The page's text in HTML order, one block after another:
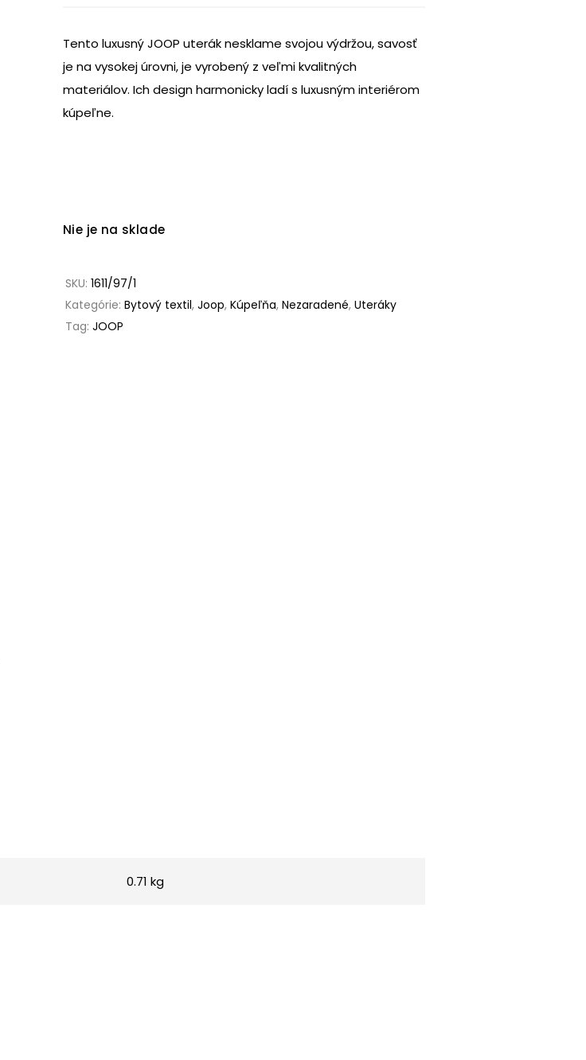
Tento luxusný JOOP uterák nesklame svojou výdržou, savosť
je na vysokej úrovni, je vyrobený z veľmi kvalitných
materiálov. Ich design harmonicky ladí s luxusným interiérom
kúpeľne.
Nie je na sklade
SKU: 1611/97/1
Kategórie: Bytový textil, Joop, Kúpeľňa, Nezaradené, Uteráky
Tag: JOOP
0.71 kg